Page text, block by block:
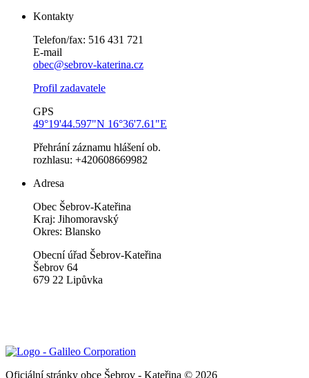
Kontakty
Telefon/fax: 516 431 721
E-mail
obec@sebrov-katerina.cz
Profil zadavatele
GPS
49°19'44.597"N 16°36'7.61"E
Přehrání záznamu hlášení ob.
rozhlasu: +420608669982
Adresa
Obec Šebrov-Kateřina
Kraj: Jihomoravský
Okres: Blansko
Obecní úřad Šebrov-Kateřina
Šebrov 64
679 22 Lipůvka
Oficiální stránky obce Šebrov - Kateřina © 2026